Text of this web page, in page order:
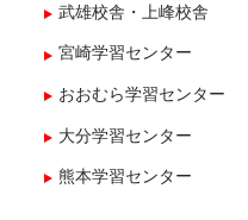
武雄校舎・上峰校舎
宮崎学習センター
おおむら学習センター
大分学習センター
熊本学習センター